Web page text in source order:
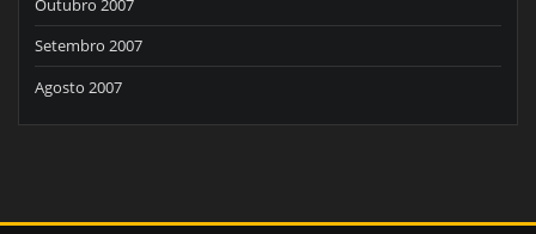
Outubro 2007
Setembro 2007
Agosto 2007